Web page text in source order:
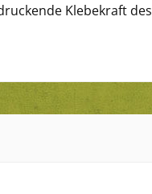
Klebekraft des